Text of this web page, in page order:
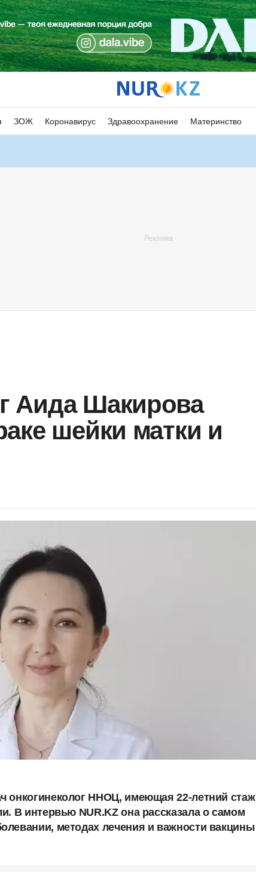
ЗОЖ Коронавирус Здравоохранение Материнство
Аида Шакирова
шейки матки и
онкогинеколог ННОЦ, имеющая 22-летний стаж
В интервью NUR.KZ она рассказала о самом
методах лечения и важности вакцины